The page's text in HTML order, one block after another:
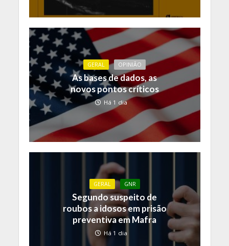
GERAL OPINIÃO
As bases de dados, as
novos pontos críticos
Há 1 dia
GERAL GNR
Segundo suspeito de
roubos a idosos em prisão
preventiva em Mafra
Há 1 dia